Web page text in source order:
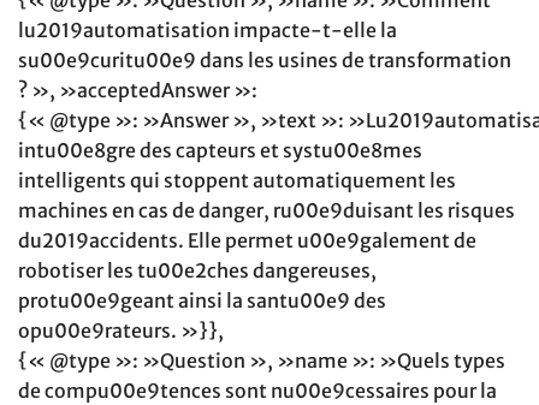
lu2019automatisation impacte-t-elle la
su00e9curitu00e9 dans les usines de transformation
? », »acceptedAnswer »:
{« @type »: »Answer », »text »:
intu00e8gre des capteurs et systu00e8mes
intelligents qui stoppent automatiquement les
machines en cas de danger, ru00e9duisant les risques
du2019accidents. Elle permet u00e9galement de
robotiser les tu00e2ches dangereuses,
protu00e9geant ainsi la santu00e9 des
opu00e9rateurs. »}},
{« @type »: »Question », »name »: »Quels types
de compu00e9tences sont nu00e9cessaires pour la